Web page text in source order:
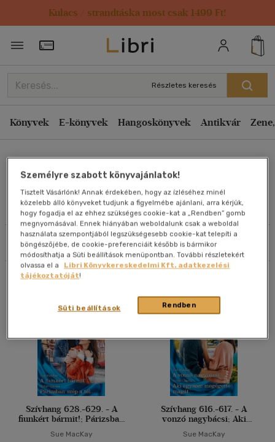
Kulacs / strandtáska most csak 1499 Ft!
Törzsvásárlói Kártya adatai
Részletes keresés
Könyvek E-könyvek Hangoskönyvek Antikvár
Sue MacKay
Művei
Szűrés Rendezés
Rendezés
Kiadás éve szerint csökkenő
Ár szerint csökkenő
Eladott darabszám szerint csökkenő
Eladott darabszám szerint növekvő
Cím szerint A-Z
Szerző szerint A-Z
Megjelenítés
20 db / oldal
Alkalmaz
Szívhang 628.-629. - A
fiunkért bármit!; Párizsban
Sue MacKay
Szívhang 616.-617. - A
vonzó nagybácsi; Aki
Sue MacKay
Személyre szabott könyvajánlatok!
Tisztelt Vásárlónk! Annak érdekében, hogy az ízléséhez minél
közelebb álló könyveket tudjunk a figyelmébe ajánlani, arra kérjük,
hogy fogadja el az ehhez szükséges cookie-kat a „Rendben” gomb
megnyomásával. Ennek hiányában weboldalunk csak a weboldal
használata szempontjából legszükségesebb cookie-kat telepíti a
böngészőjébe, de cookie-preferenciáit később is bármikor
módosíthatja a Süti beállítások menüpontban. További részletekért
olvassa el a
Libri Könyvkereskedelmi Kft. adatkezelési
tájékoztatóját!
Rendben
Süti beállítások